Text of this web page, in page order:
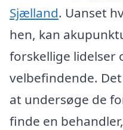
Sjælland. Uanset
hen, kan
forskellige lidelser
velbefindende.
at undersøge de
finde en